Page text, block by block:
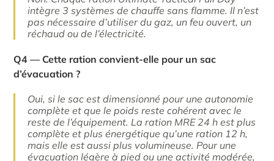
intègre 3 systèmes de chauffe sans flamme. Il n’est
pas nécessaire d’utiliser du gaz, un feu ouvert, un
réchaud ou de l’électricité.
Q4 — Cette ration convient-elle pour un sac
d’évacuation ?
Oui, si le sac est dimensionné pour une autonomie
complète et que le poids reste cohérent avec le
reste de l’équipement. La ration MRE 24 h est plus
complète et plus énergétique qu’une ration 12 h,
mais elle est aussi plus volumineuse. Pour une
évacuation légère à pied ou une activité modérée,